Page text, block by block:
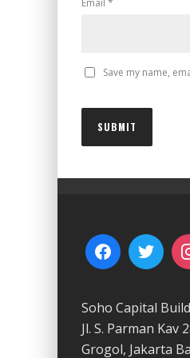
Save my name,
Soho Capital
Jl. S. Parman Kav
Grogol, Jakarta